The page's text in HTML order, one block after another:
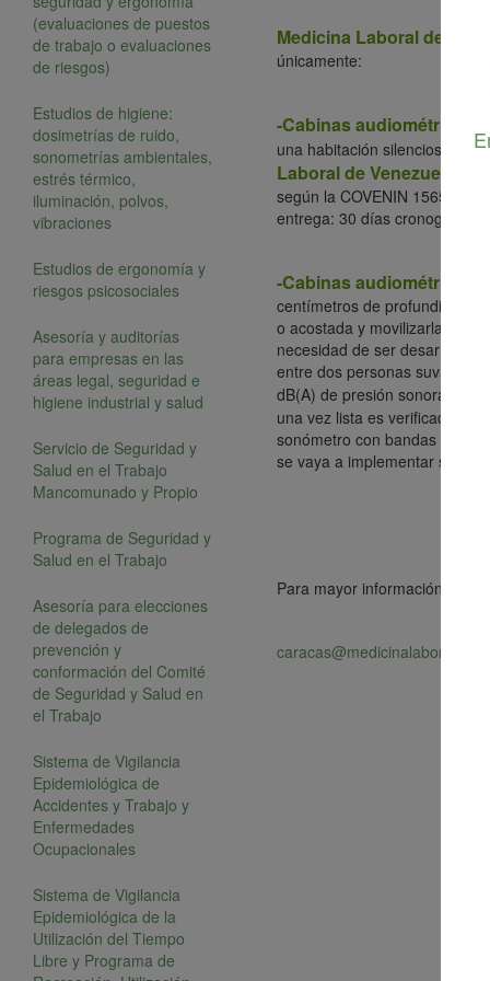
(evaluaciones de puestos
de trabajo o evaluaciones
de riesgos)
Estudios de higiene:
dosimetrías de ruido,
sonometrías ambientales,
estrés térmico,
iluminación, polvos,
vibraciones
Estudios de ergonomía y
riesgos psicosociales
Asesoría y auditorías
para empresas en las
áreas legal, seguridad e
higiene industrial y salud
Servicio de Seguridad y
Salud en el Trabajo
Mancomunado y Propio
Programa de Seguridad y
Salud en el Trabajo
Asesoría para elecciones
de delegados de
prevención y
conformación del Comité
de Seguridad y Salud en
el Trabajo
Sistema de Vigilancia
Epidemiológica de
Accidentes y Trabajo y
Enfermedades
Ocupacionales
Sistema de Vigilancia
Epidemiológica de la
Utilización del Tiempo
Libre y Programa de
Medicina Laboral de
únicamente:
-Cabinas audiométricas
una habitación silenciosa
Laboral de Venezuela C.A.
según la COVENIN
entrega: 30 días cronograma.
-Cabinas audiométricas
centímetros de profundidad,
o acostada y movilizarla
necesidad de ser desarmada
entre dos personas
dB(A) de presión sonora y sin
una vez lista es verificada
sonómetro con bandas de
se vaya a implementar su
Para mayor información